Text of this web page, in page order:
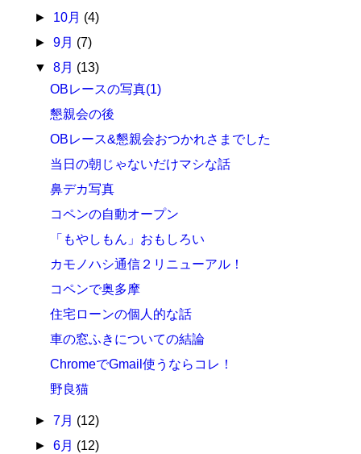
► 10月 (4)
► 9月 (7)
▼ 8月 (13)
OBレースの写真(1)
懇親会の後
OBレース&懇親会おつかれさまでした
当日の朝じゃないだけマシな話
鼻デカ写真
コペンの自動オープン
「もやしもん」おもしろい
カモノハシ通信２リニューアル！
コペンで奥多摩
住宅ローンの個人的な話
車の窓ふきについての結論
ChromeでGmail使うならコレ！
野良猫
► 7月 (12)
► 6月 (12)